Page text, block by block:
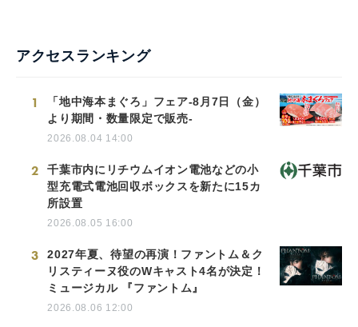
アクセスランキング
1
「地中海本まぐろ」フェア-8月7日（金）
より期間・数量限定で販売-
2026.08.04 14:00
2
千葉市内にリチウムイオン電池などの小
型充電式電池回収ボックスを新たに15カ
所設置
2026.08.05 16:00
3
2027年夏、待望の再演！ファントム＆ク
リスティーヌ役のWキャスト4名が決定！
ミュージカル 『ファントム』
2026.08.06 12:00